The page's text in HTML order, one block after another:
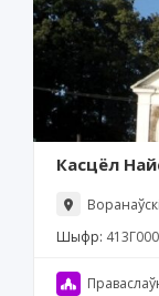
Касцёл
Шыфр: